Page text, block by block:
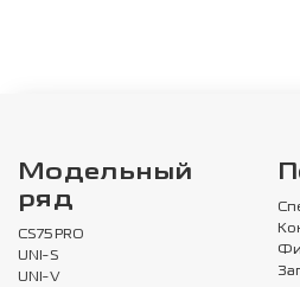
Модельный
ряд
CS75PRO
UNI-S
UNI-V